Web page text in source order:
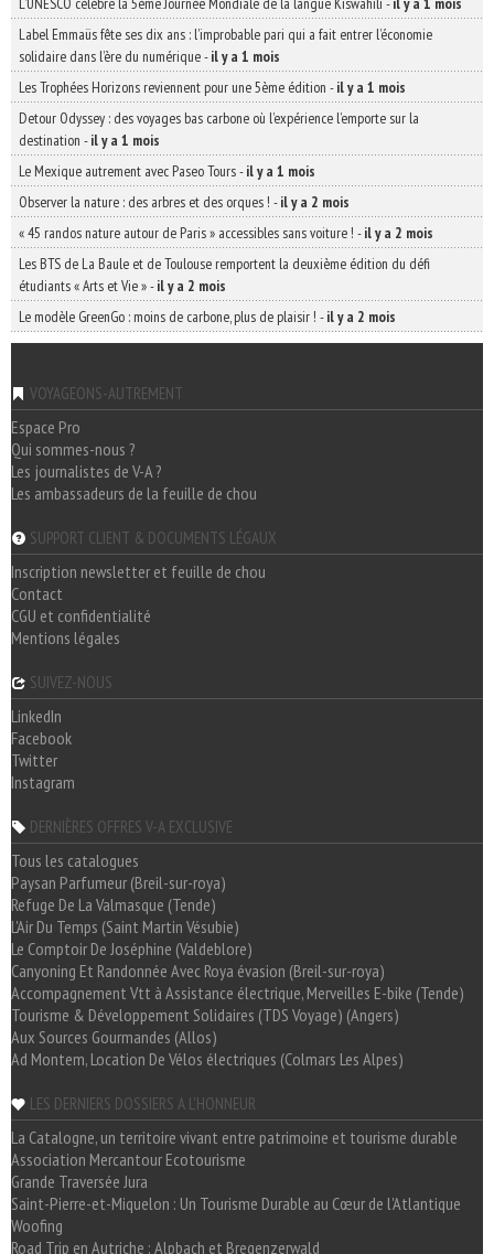
Label Emmaüs fête ses dix ans : l’improbable pari qui a fait entrer l’économie
solidaire dans l’ère du numérique-il y a 1 mois
Les Trophées Horizons reviennent pour une 5ème édition -il y a 1 mois
Detour Odyssey : des voyages bas carbone où l’expérience l’emporte sur la
destination -il y a 1 mois
Le Mexique autrement avec Paseo Tours-il y a 1 mois
Observer la nature : des arbres et des orques ! -il y a 2 mois
« 45 randos nature autour de Paris » accessibles sans voiture ! -il y a 2 mois
Les BTS de La Baule et de Toulouse remportent la deuxième édition du défi
étudiants « Arts et Vie »-il y a 2 mois
Le modèle GreenGo : moins de carbone, plus de plaisir ! -il y a 2 mois
VOYAGEONS-AUTREMENT
Espace Pro
Qui sommes-nous ?
Les journalistes de V-A ?
Les ambassadeurs de la feuille de chou
SUPPORT CLIENT & DOCUMENTS LÉGAUX
Inscription newsletter et feuille de chou
Contact
CGU et confidentialité
Mentions légales
SUIVEZ-NOUS
LinkedIn
Facebook
Twitter
Instagram
DERNIÈRES OFFRES V-A EXCLUSIVE
Tous les catalogues
Paysan Parfumeur (Breil-sur-roya)
Refuge De La Valmasque (Tende)
L'Air Du Temps (Saint Martin Vésubie)
Le Comptoir De Joséphine (Valdeblore)
Canyoning Et Randonnée Avec Roya évasion (Breil-sur-roya)
Accompagnement Vtt à Assistance électrique, Merveilles E-bike (Tende)
Tourisme & Développement Solidaires (TDS Voyage) (Angers)
Aux Sources Gourmandes (Allos)
Ad Montem, Location De Vélos électriques (Colmars Les Alpes)
LES DERNIERS DOSSIERS A L'HONNEUR
La Catalogne, un territoire vivant entre patrimoine et tourisme durable
Association Mercantour Ecotourisme
Grande Traversée Jura
Saint-Pierre-et-Miquelon : Un Tourisme Durable au Cœur de l'Atlantique
Woofing
Road Trip en Autriche : Alpbach et Bregenzerwald